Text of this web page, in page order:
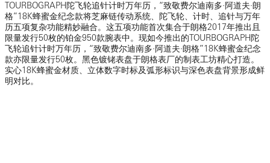
TOURBOGRAPH陀飞轮追针计时万年历，“致敬费尔迪南多·阿道夫·朗
格”18K蜂蜜金纪念款将芝麻链传动系统、陀飞轮、计时、追针与万年
历五项复杂功能精妙融合。这五项功能首次集合于朗格2017年推出且
限量发行50枚的铂金950款腕表中。现如今推出的TOURBOGRAPH陀
飞轮追针计时万年历，“致敬费尔迪南多·阿道夫·朗格”18K蜂蜜金纪念
款亦限量发行50枚。黑色镀铑表盘于朗格表厂的制表工坊精心打造。
实心18K蜂蜜金材质、立体数字时标及弧形标识与深色表盘背景形成鲜
明对比。